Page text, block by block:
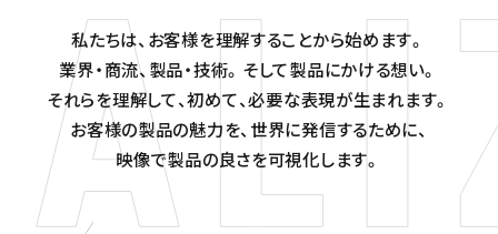
私たちは、お客様を理解することから始めます。
業界・商流、製品・技術。そして製品にかける想い。
それらを理解して、初めて、必要な表現が生まれます。
お客様の製品の魅力を、世界に発信するために、
映像で製品の良さを可視化します。